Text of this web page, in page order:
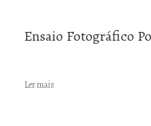
Ensaio Fotográfico
Ler mais